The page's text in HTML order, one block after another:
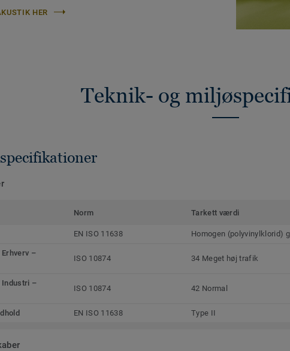
HER
Teknik- og
Norm Tarkett værdi
EN ISO 11638 Homogen (polyvinylklorid)
–
ISO 10874 34 Meget høj trafik
–
ISO 10874 42 Normal
EN ISO 11638 Type II